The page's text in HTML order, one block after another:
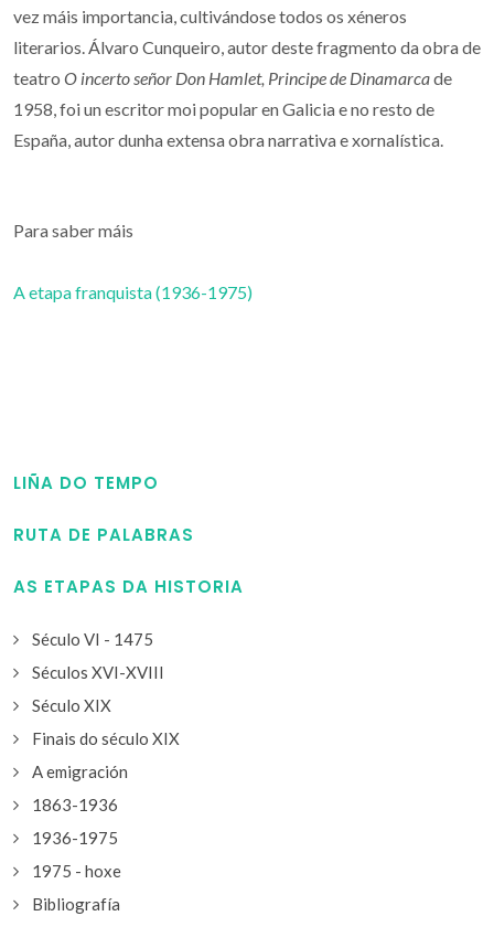
vez máis importancia, cultivándose todos os xéneros
literarios. Álvaro Cunqueiro, autor deste fragmento da obra de
teatro O incerto señor Don Hamlet, Principe de Dinamarcade
1958, foi un escritor moi popular en Galicia e no resto de
España, autor dunha extensa obra narrativa e xornalística.
Para saber máis
A etapa franquista (1936-1975)
LIÑA DO TEMPO
RUTA DE PALABRAS
AS ETAPAS DA HISTORIA
Século VI - 1475
Séculos XVI-XVIII
Século XIX
Finais do século XIX
A emigración
1863-1936
1936-1975
1975 - hoxe
Bibliografía